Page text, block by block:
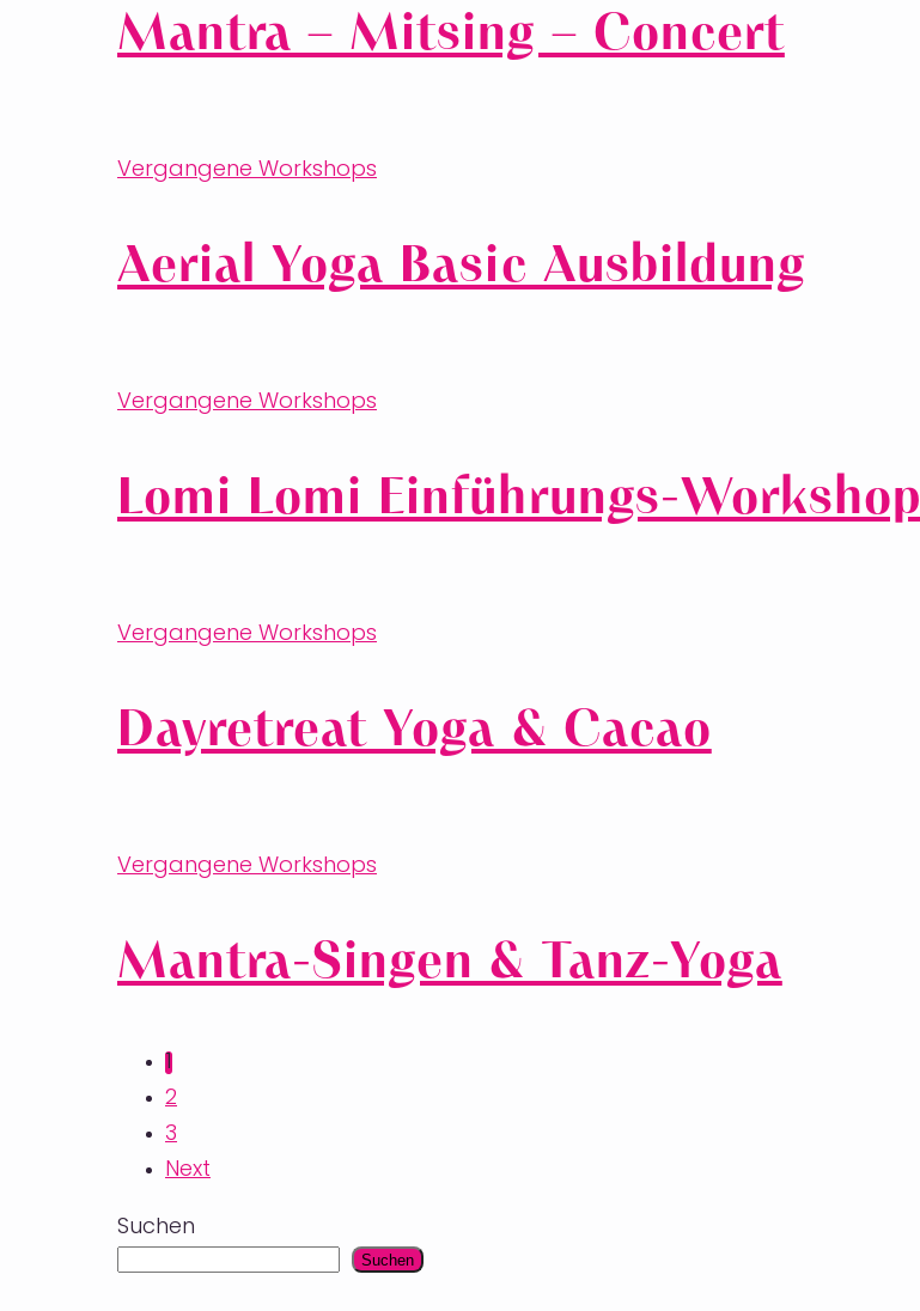
Mantra – Mitsing – Concert
Vergangene Workshops
Aerial Yoga Basic Ausbildung
Vergangene Workshops
Lomi Lomi Einführungs-Workshop
Vergangene Workshops
Dayretreat Yoga & Cacao
Vergangene Workshops
Mantra-Singen & Tanz-Yoga
1
2
3
Next
Suchen
Suchen